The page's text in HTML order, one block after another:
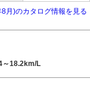
月)のカタログ情報を見る
～18.2km/L